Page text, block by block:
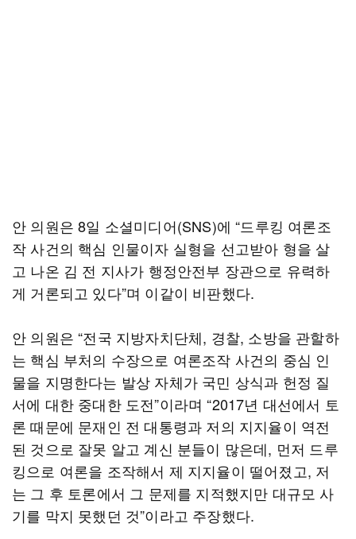
안 의원은 8일 소셜미디어(SNS)에 “드루킹 여론조
작 사건의 핵심 인물이자 실형을 선고받아 형을 살
고 나온 김 전 지사가 행정안전부 장관으로 유력하
게 거론되고 있다”며 이같이 비판했다.
안 의원은 “전국 지방자치단체, 경찰, 소방을 관할하
는 핵심 부처의 수장으로 여론조작 사건의 중심 인
물을 지명한다는 발상 자체가 국민 상식과 헌정 질
서에 대한 중대한 도전”이라며 “2017년 대선에서 토
론 때문에 문재인 전 대통령과 저의 지지율이 역전
된 것으로 잘못 알고 계신 분들이 많은데, 먼저 드루
킹으로 여론을 조작해서 제 지지율이 떨어졌고, 저
는 그 후 토론에서 그 문제를 지적했지만 대규모 사
기를 막지 못했던 것”이라고 주장했다.